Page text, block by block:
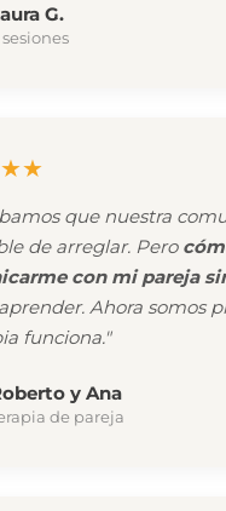
G.
sesiones
que nuestra
de arreglar. Pero
con mi pareja
Ahora somos
funciona."
y Ana
de pareja